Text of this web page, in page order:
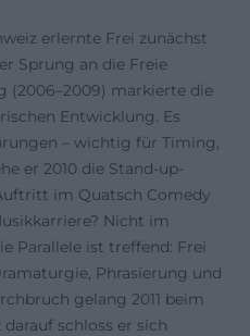
erlernte Frei zunächst
Sprung an die Freie
(2006–2009) markierte die
Entwicklung. Es
– wichtig für Timing,
er 2010 die Stand-up-
im Quatsch Comedy
Nicht im
Parallele ist treffend: Frei
Phrasierung und
gelang 2011 beim
darauf schloss er sich